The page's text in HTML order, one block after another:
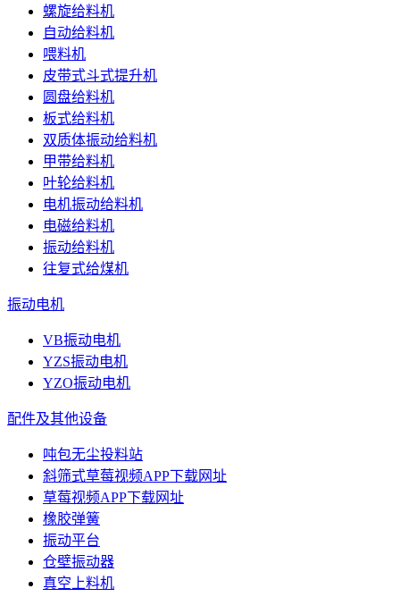
螺旋给料机
自动给料机
喂料机
皮带式斗式提升机
圆盘给料机
板式给料机
双质体振动给料机
甲带给料机
叶轮给料机
电机振动给料机
电磁给料机
振动给料机
往复式给煤机
振动电机
VB振动电机
YZS振动电机
YZO振动电机
配件及其他设备
吨包无尘投料站
斜筛式草莓视频APP下载网址
草莓视频APP下载网址
橡胶弹簧
振动平台
仓壁振动器
真空上料机